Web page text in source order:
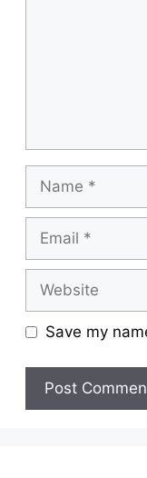
Name
Email
Website
Save my